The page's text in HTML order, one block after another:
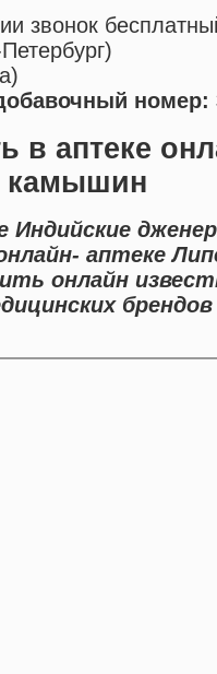
звонок
номер:
в аптеке
камышин
Индийские
аптеке
онлайн